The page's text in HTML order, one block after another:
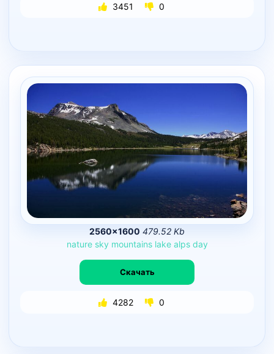
3451 0
2560×1600 479.52 Kb
nature sky mountains lake alps day
Скачать
4282 0